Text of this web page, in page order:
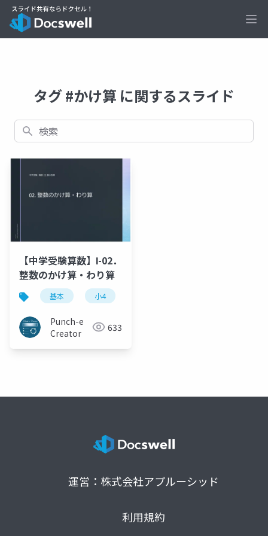
タグ #かけ算 に関するスライド
検索
【中学受験算数】Ⅰ-02．
整数のかけ算・わり算
基本 小4
Punch-e
Creator
633
運営：株式会社アプルーシッド
利用規約